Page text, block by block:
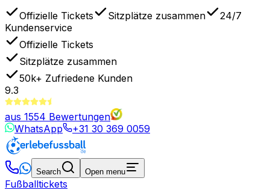
Offizielle Tickets Sitzplätze zusammen
24/7
Kundenservice
Offizielle Tickets
Sitzplätze zusammen
50k+ Zufriedene Kunden
9.3
aus 1554 Bewertungen
WhatsApp
+31 30 369 0059
Search Open menu
Fußballtickets